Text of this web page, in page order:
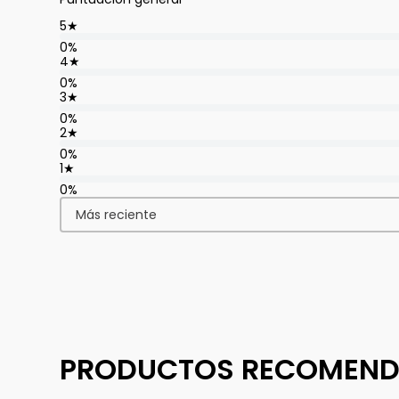
5★
0%
4★
0%
3★
0%
2★
0%
1★
0%
Más reciente
PRODUCTOS